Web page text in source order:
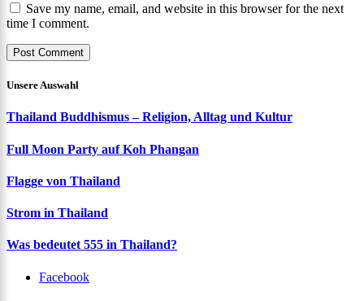
Save my name, email, and website in this browser for the next
time I comment.
Unsere Auswahl
Thailand Buddhismus – Religion, Alltag und Kultur
Full Moon Party auf Koh Phangan
Flagge von Thailand
Strom in Thailand
Was bedeutet 555 in Thailand?
Facebook